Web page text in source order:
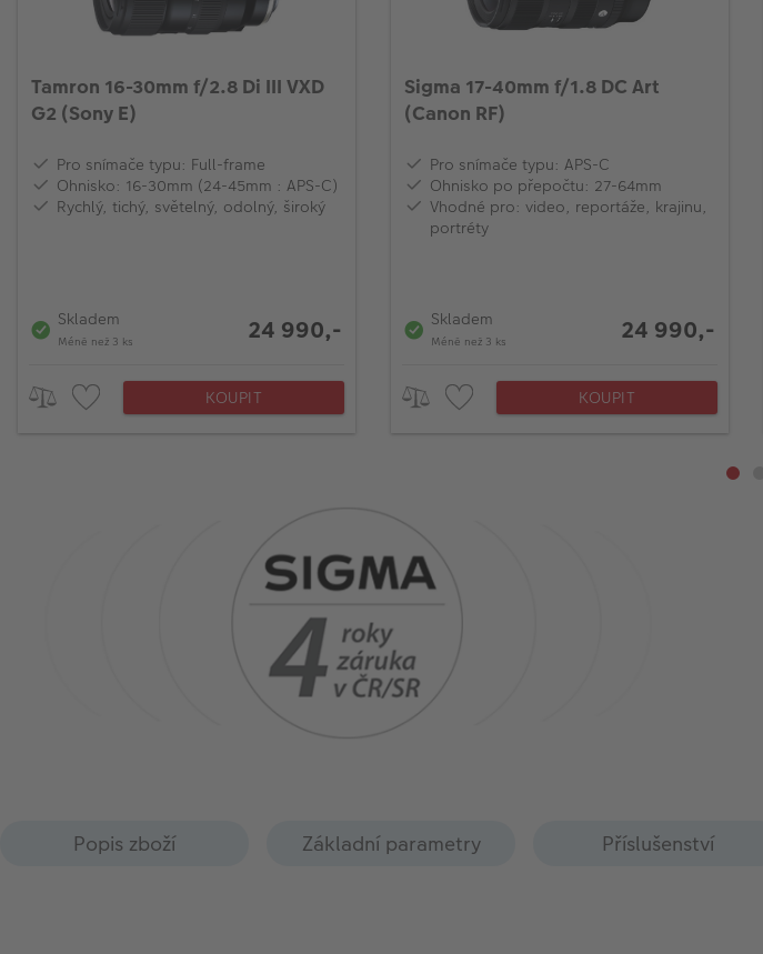
Tamron 16-30mm f/2.8 Di III VXD
G2 (Sony E)
Pro snímače typu: Full-frame
Ohnisko: 16-30mm (24-45mm : APS-C)
Rychlý, tichý, světelný, odolný, široký
Skladem
Méně než 3 ks 24 990,-
KOUPIT
Sigma 17-40mm f/1.8 DC Art
(Canon RF)
Pro snímače typu: APS-C
Ohnisko po přepočtu: 27-64mm
Vhodné pro: video, reportáže, krajinu,
portréty
Skladem
Méně než 3 ks 24 990,-
KOUPIT
Popis zboží Základní parametry Příslušenství